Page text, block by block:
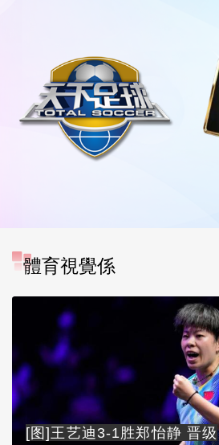
體育視覺係
[图]王艺迪3-1胜郑怡静 晋级